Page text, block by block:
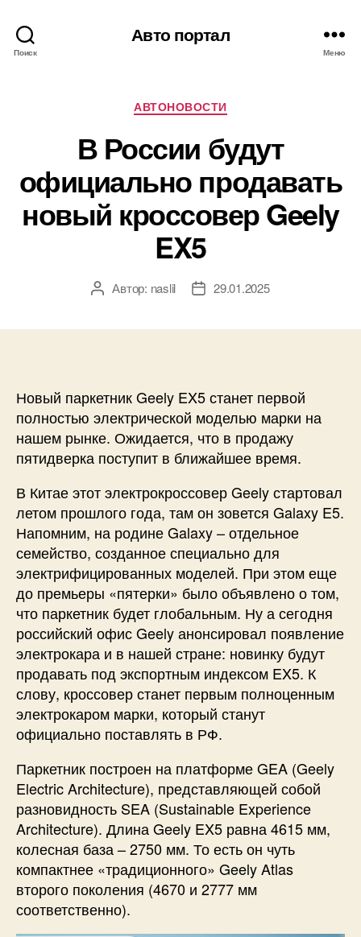
Поиск
Авто портал
Меню
Рубрики
АВТОНОВОСТИ
В России будут
официально продавать
новый кроссовер Geely
EX5
АвторАвтор: naslil
Дата29.01.2025
Новый паркетник Geely EX5 станет первой
полностью электрической моделью марки на
нашем рынке. Ожидается, что в продажу
пятидверка поступит в ближайшее время.
В Китае этот электрокроссовер Geely стартовал
летом прошлого года, там он зовется Galaxy E5.
Напомним, на родине Galaxy – отдельное
семейство, созданное специально для
электрифицированных моделей. При этом еще
до премьеры «пятерки» было объявлено о том,
что паркетник будет глобальным. Ну а сегодня
российский офис Geely анонсировал появление
электрокара и в нашей стране: новинку будут
продавать под экспортным индексом EX5. К
слову, кроссовер станет первым полноценным
электрокаром марки, который станут
официально поставлять в РФ.
Паркетник построен на платформе GEA (Geely
Electric Architecture), представляющей собой
разновидность SEA (Sustainable Experience
Architecture). Длина Geely EX5 равна 4615 мм,
колесная база – 2750 мм. То есть он чуть
компактнее «традиционного» Geely Atlas
второго поколения (4670 и 2777 мм
соответственно).